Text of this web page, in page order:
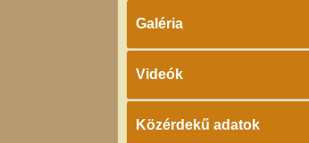
Galéria
Videók
Közérdekű adatok